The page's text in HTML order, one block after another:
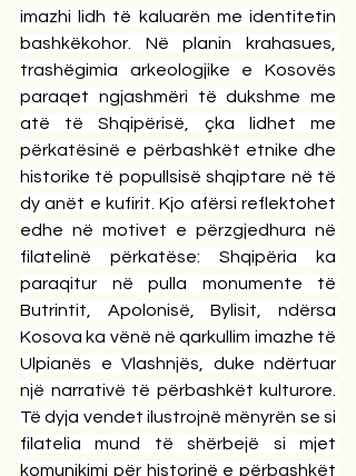
imazhi lidh të kaluarën me identitetin
bashkëkohor. Në planin krahasues,
trashëgimia arkeologjike e Kosovës
paraqet ngjashmëri të dukshme me
atë të Shqipërisë, çka lidhet me
përkatësinë e përbashkët etnike dhe
historike të popullsisë shqiptare në të
dy anët e kufirit. Kjo afërsi reflektohet
edhe në motivet e përzgjedhura në
filatelinë përkatëse: Shqipëria ka
paraqitur në pulla monumente të
Butrintit, Apolonisë, Bylisit, ndërsa
Kosova ka vënë në qarkullim imazhe të
Ulpianës e Vlashnjës, duke ndërtuar
një narrativë të përbashkët kulturore.
Të dyja vendet ilustrojnë mënyrën se si
filatelia mund të shërbejë si mjet
komunikimi për historinë e përbashkët